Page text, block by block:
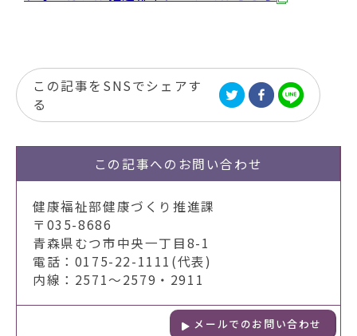
この記事をSNSでシェアす
る
この記事への お問い合わせ
健康福祉部健康づくり推進課
〒035-8686
青森県むつ市中央一丁目8-1
電話：0175-22-1111(代表)
内線：2571～2579・2911
メールでのお問い合わせ